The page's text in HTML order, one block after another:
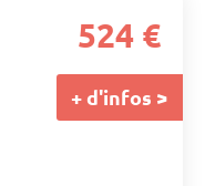
524 €
+ d'infos >